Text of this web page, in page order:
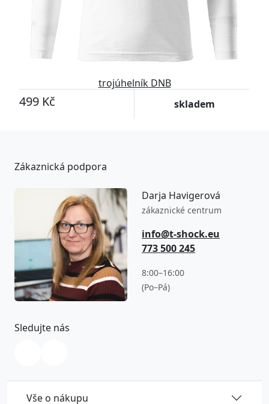
trojúhelník DNB
499 Kč skladem
Vše o nákupu
Zákaznická podpora
Darja Havigerová
zákaznické centrum
info@t-shock.eu
773 500 245
8:00–16:00
(Po–Pá)
Sledujte nás